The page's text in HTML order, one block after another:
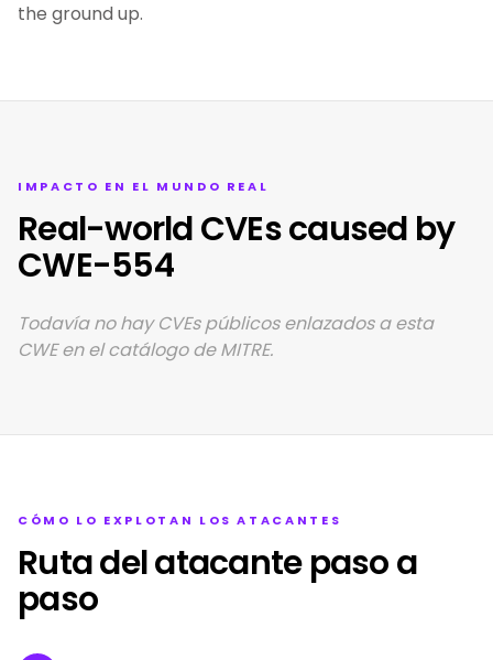
the ground up.
IMPACTO EN EL MUNDO REAL
Real-world CVEs caused by
CWE-554
Todavía no hay CVEs públicos enlazados a esta
CWE en el catálogo de MITRE.
CÓMO LO EXPLOTAN LOS ATACANTES
Ruta del atacante paso a
paso